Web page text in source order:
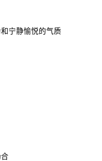
宁静愉悦的气质